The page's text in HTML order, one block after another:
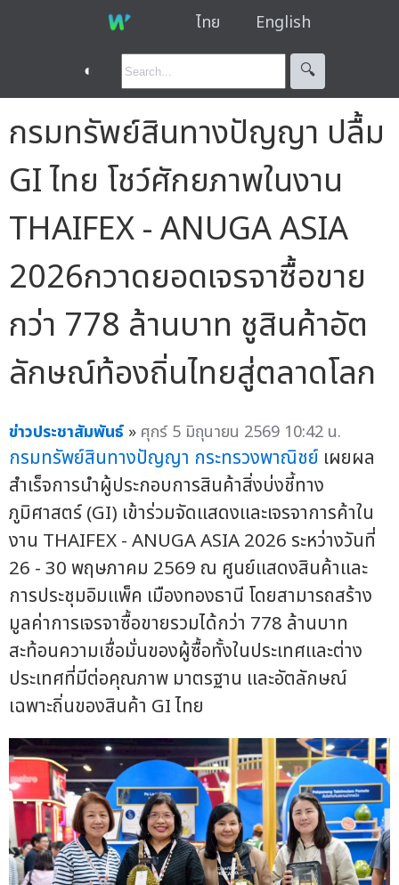
ไทย English
◐ 🔍︎
กรมทรัพย์สินทางปัญญา ปลื้ม
GI ไทย โชว์ศักยภาพในงาน
THAIFEX - ANUGA ASIA
2026กวาดยอดเจรจาซื้อขาย
กว่า 778 ล้านบาท ชูสินค้าอัต
ลักษณ์ท้องถิ่นไทยสู่ตลาดโลก
ข่าวประชาสัมพันธ์ » ศุกร์ 5 มิถุนายน 2569 10:42 น.
กรมทรัพย์สินทางปัญญา กระทรวงพาณิชย์ เผยผล
สำเร็จการนำผู้ประกอบการสินค้าสิ่งบ่งชี้ทาง
ภูมิศาสตร์ (GI) เข้าร่วมจัดแสดงและเจรจาการค้าใน
งาน THAIFEX - ANUGA ASIA 2026 ระหว่างวันที่
26 - 30 พฤษภาคม 2569 ณ ศูนย์แสดงสินค้าและ
การประชุมอิมแพ็ค เมืองทองธานี โดยสามารถสร้าง
มูลค่าการเจรจาซื้อขายรวมได้กว่า 778 ล้านบาท
สะท้อนความเชื่อมั่นของผู้ซื้อทั้งในประเทศและต่าง
ประเทศที่มีต่อคุณภาพ มาตรฐาน และอัตลักษณ์
เฉพาะถิ่นของสินค้า GI ไทย